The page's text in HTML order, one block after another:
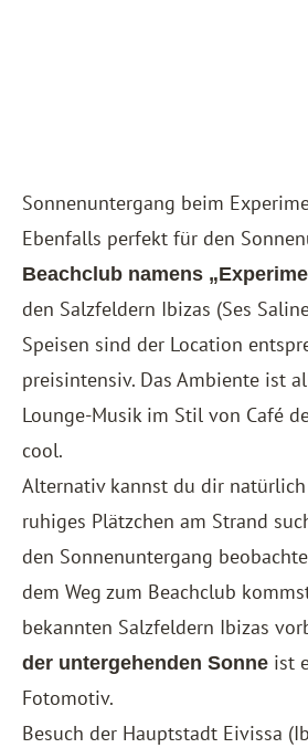
Sonnenuntergang beim
Ebenfalls perfekt für den
Beachclub namens
den Salzfeldern Ibizas (Ses
Speisen sind der Location
preisintensiv. Das Ambiente ist
Lounge-Musik im Stil von Café
cool.
Alternativ kannst du dir
ruhiges Plätzchen am Strand
den Sonnenuntergang
dem Weg zum Beachclub
bekannten Salzfeldern Ibizas
der untergehenden Sonne ist
Fotomotiv.
Besuch der Hauptstadt Eivissa